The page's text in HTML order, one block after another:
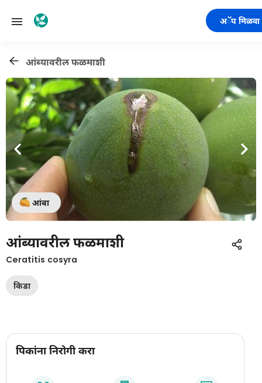
अॅप मिळवा
आंब्यावरील फळमाशी
आंबा
आंब्यावरील फळमाशी
Ceratitis cosyra
किडा
पिकांना निरोगी करा